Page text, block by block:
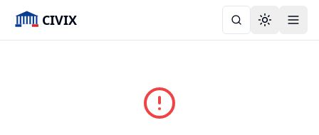
CIVIX Toggle